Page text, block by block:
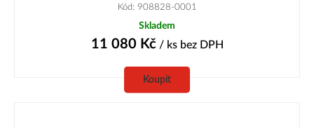
Kód: 908828-0001
Skladem
11 080 Kč/ ks bez DPH
Koupit